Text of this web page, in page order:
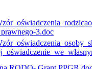
3.doc